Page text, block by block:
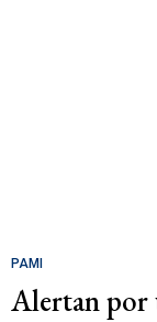
PAMI
Alertan por